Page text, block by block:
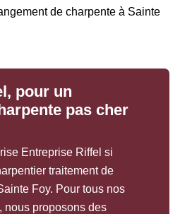
de charpente à Sainte
pour un
pas cher
Entreprise Riffel si
traitement de
Foy. Pour tous nos
nous proposons des